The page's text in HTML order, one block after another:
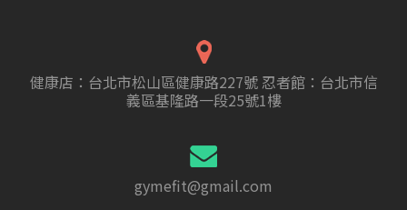
健康店：台北市松山區健康路227號 忍者館：台北市信
義區基隆路一段25號1樓
gymefit@gmail.com